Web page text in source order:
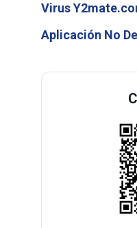
Virus
Aplicación No